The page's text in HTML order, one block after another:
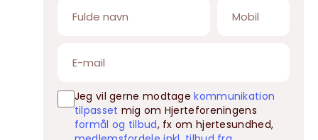
Jeg vil gerne modtagekommunikation
tilpasset mig om Hjerteforeningens
formål og tilbud, fx om hjertesundhed,